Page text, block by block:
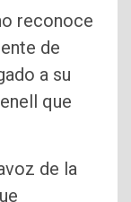
reconoce
de
a su
que
de la